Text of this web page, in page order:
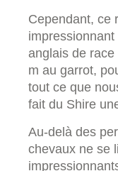
Cependant, ce
anglais de
m au garrot,
tout ce que
fait du Shire
Au-delà des
chevaux ne se